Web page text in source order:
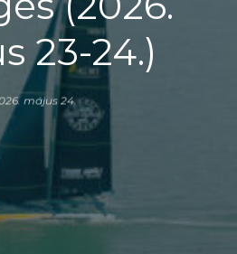
23-24.)
május 24.